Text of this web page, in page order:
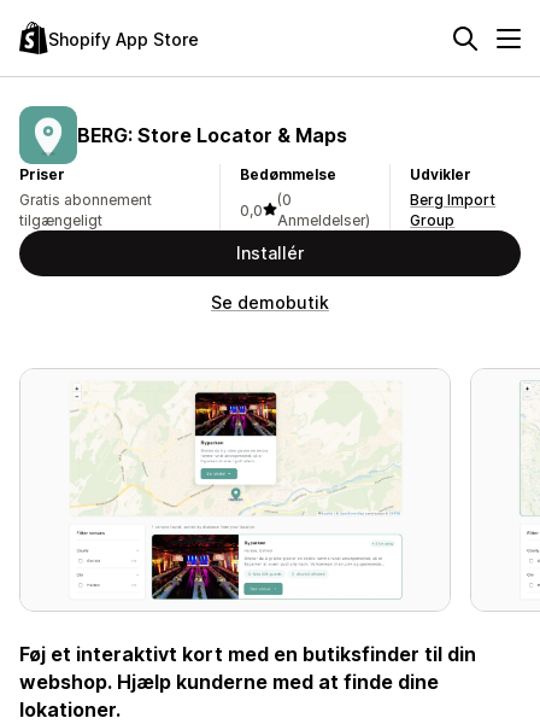
Shopify App Store
BERG: Store Locator & Maps
Priser
Gratis abonnement
tilgængeligt
Bedømmelse
0,0
(0
Anmeldelser)
Udvikler
Berg Import
Group
Installér
Se demobutik
Føj et interaktivt kort med en butiksfinder til din
webshop. Hjælp kunderne med at finde dine
lokationer.